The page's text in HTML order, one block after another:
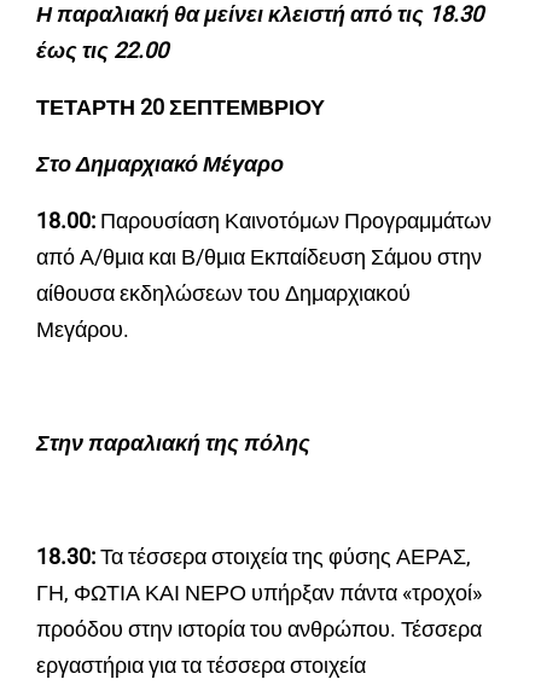
Η παραλιακή θα μείνει κλειστή από τις 18.30
έως τις 22.00
ΤΕΤΑΡΤΗ 20 ΣΕΠΤΕΜΒΡΙΟΥ
Στο Δημαρχιακό Μέγαρο
18.00: Παρουσίαση Καινοτόμων Προγραμμάτων
από Α/θμια και Β/θμια Εκπαίδευση Σάμου στην
αίθουσα εκδηλώσεων του Δημαρχιακού
Μεγάρου.
Στην παραλιακή της πόλης
18.30:Τα τέσσερα στοιχεία της φύσης ΑΕΡΑΣ,
ΓΗ, ΦΩΤΙΑ ΚΑΙ ΝΕΡΟ υπήρξαν πάντα «τροχοί»
προόδου στην ιστορία του ανθρώπου. Τέσσερα
εργαστήρια για τα τέσσερα στοιχεία